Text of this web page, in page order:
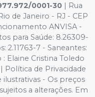
0001-30 | Rua
de Janeiro - RJ - CEP
ANVISA -
para Saúde: 8.26309-
2.11763-7 - Saneantes:
Elaine Cristina Toledo
| Política de Privacidade
- Os preços
a alterações. Em